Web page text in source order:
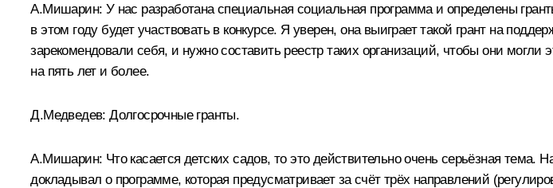
А.Мишарин: У нас разработана специальная социальная программа и определены
в этом году будет участвовать в конкурсе. Я уверен, она выиграет такой грант на
зарекомендовали себя, и нужно составить реестр таких организаций, чтобы они
на пять лет и более.
Д.Медведев:Долгосрочные гранты.
А.Мишарин: Что касается детских садов, то это действительно очень серьёзная
докладывал о программе, которая предусматривает за счёт трёх направлений